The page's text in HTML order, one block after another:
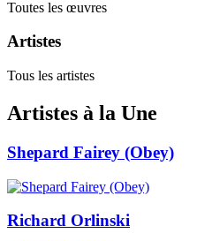
Toutes les œuvres
Artistes
Tous les artistes
Artistes à la Une
Shepard Fairey (Obey)
Richard Orlinski